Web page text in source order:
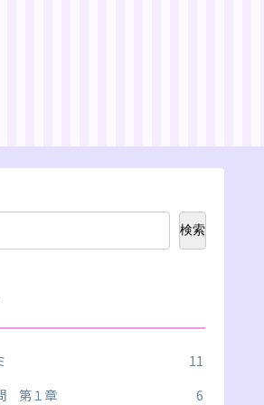
検索
11
第１章
6